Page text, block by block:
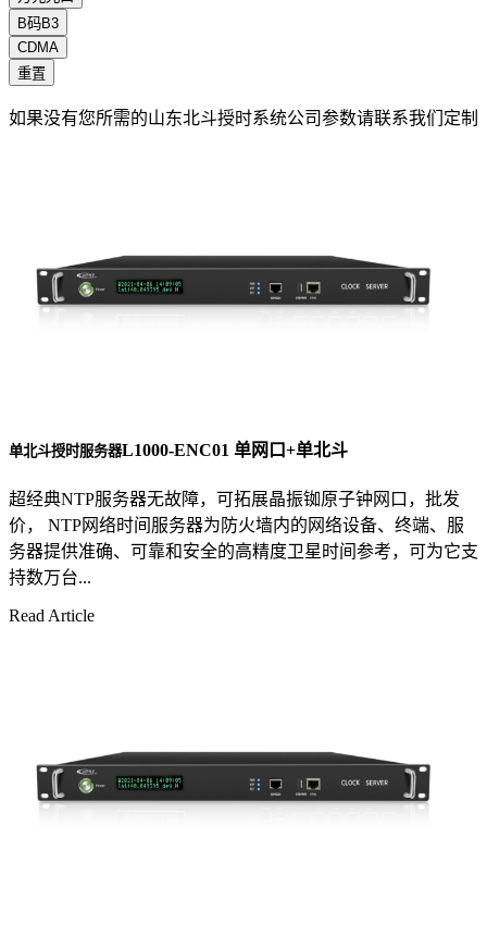
B码B3
CDMA
重置
如果没有您所需的山东北斗授时系统公司参数请联系我们定制
单北斗授时服务器L1000-ENC01 单网口+单北斗
超经典NTP服务器无故障，可拓展晶振铷原子钟网口，批发
价， NTP网络时间服务器为防火墙内的网络设备、终端、服
务器提供准确、可靠和安全的高精度卫星时间参考，可为它支
持数万台...
Read Article